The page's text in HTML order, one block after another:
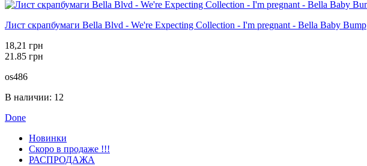
Лист скрапбумаги Bella Blvd - We're Expecting Collection - I'm pregnant - Bella Baby Bump
18,21 грн
21.85 грн
os486
В наличии: 12
Done
Новинки
Скоро в продаже !!!
РАСПРОДАЖА